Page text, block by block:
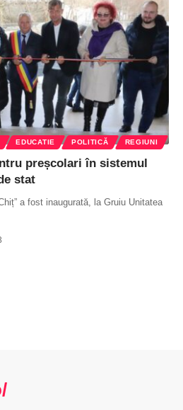
EDUCATIE POLITICĂ REGIUNI
preșcolari în sistemul
stat
a fost inaugurată, la Gruiu Unitatea